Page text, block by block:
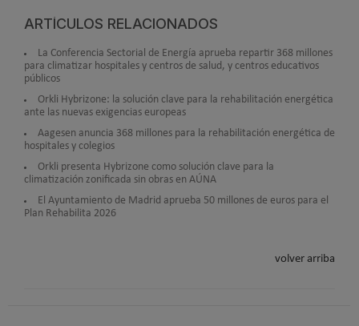
ARTÍCULOS RELACIONADOS
La Conferencia Sectorial de Energía aprueba repartir 368 millones
para climatizar hospitales y centros de salud, y centros educativos
públicos
Orkli Hybrizone: la solución clave para la rehabilitación energética
ante las nuevas exigencias europeas
Aagesen anuncia 368 millones para la rehabilitación energética de
hospitales y colegios
Orkli presenta Hybrizone como solución clave para la
climatización zonificada sin obras en AÚNA
El Ayuntamiento de Madrid aprueba 50 millones de euros para el
Plan Rehabilita 2026
volver arriba